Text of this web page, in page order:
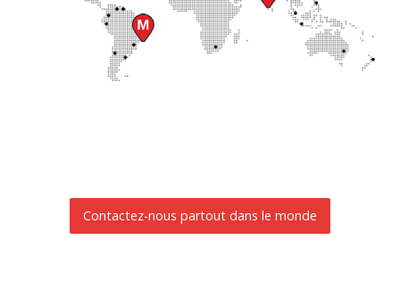
Contactez-nous partout dans le monde